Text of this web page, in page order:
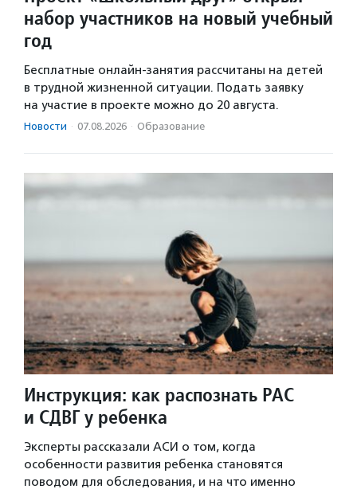
набор участников на новый учебный
год
Бесплатные онлайн-занятия рассчитаны на детей
в трудной жизненной ситуации. Подать заявку
на участие в проекте можно до 20 августа.
Новости · 07.08.2026 · Образование
Инструкция: как распознать РАС
и СДВГ у ребенка
Эксперты рассказали АСИ о том, когда
особенности развития ребенка становятся
поводом для обследования, и на что именно